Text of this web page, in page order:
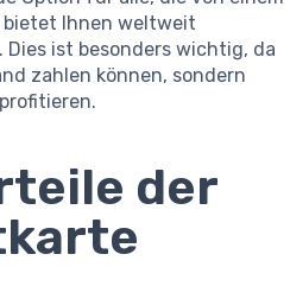
bietet Ihnen weltweit
ist besonders wichtig, da
zahlen können, sondern
der